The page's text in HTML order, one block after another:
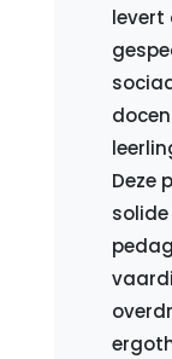
levert
Deze